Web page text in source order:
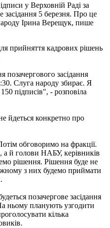
у Верховній Раді за
засідання 5 березня. Про це
Ірина Верещук, пише
прийняття кадрових рішень
позачергового засідання
Слуга народу збирає. Я
підписів", - розповіла
йдеться конкретно про
обговоримо на фракції.
а й голови НАБУ, керівників
рішення. Рішення буде не
з них будемо приймати
позачергове засідання
ньому планують узгодити
кілька